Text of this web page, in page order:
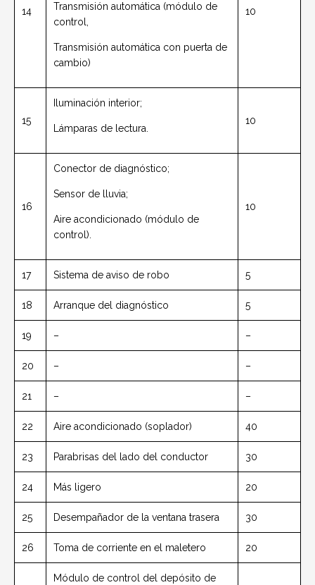
14
Transmisión automática (módulo de
control,
Transmisión automática con puerta de
cambio)
10
15
Iluminación interior;
Lámparas de lectura.
10
16
Conector de diagnóstico;
Sensor de lluvia;
Aire acondicionado (módulo de
control).
10
17 Sistema de aviso de robo 5
18 Arranque del diagnóstico 5
19 – –
20 – –
21 – –
22 Aire acondicionado (soplador) 40
23 Parabrisas del lado del conductor 30
24 Más ligero 20
25 Desempañador de la ventana trasera 30
26 Toma de corriente en el maletero 20
Módulo de control del depósito de